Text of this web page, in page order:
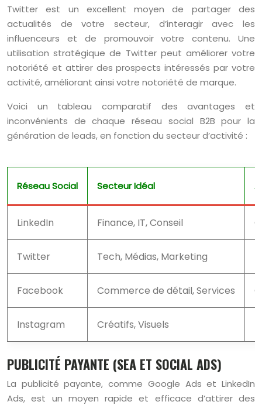
Twitter est un excellent moyen de partager des
actualités de votre secteur, d’interagir avec les
influenceurs et de promouvoir votre contenu. Une
utilisation stratégique de Twitter peut améliorer votre
notoriété et attirer des prospects intéressés par votre
activité, améliorant ainsi votre notoriété de marque.
Voici un tableau comparatif des avantages et
inconvénients de chaque réseau social B2B pour la
génération de leads, en fonction du secteur d’activité :
Réseau Social Secteur Idéal
LinkedIn Finance, IT, Conseil
Twitter Tech, Médias, Marketing
Facebook Commerce de détail, Services
Instagram Créatifs, Visuels
PUBLICITÉ PAYANTE (SEA ET SOCIAL ADS)
La publicité payante, comme Google Ads et LinkedIn
Ads, est un moyen rapide et efficace d’attirer des